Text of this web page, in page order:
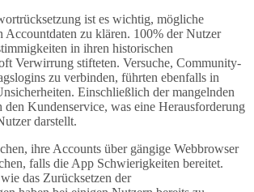
ist es wichtig, mögliche
Accountdaten zu klären. 100% der Nutzer
in ihren historischen
Verwirrung stifteten. Versuche, Community-
zu verbinden, führten ebenfalls in
Einschließlich der mangelnden
den Kundenservice, was eine Herausforderung
darstellt.
ihre Accounts über gängige Webbrowser
falls die App Schwierigkeiten bereitet.
das Zurücksetzen der